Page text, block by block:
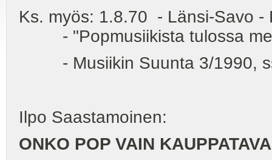
Ks. myös: 1.8.70 - Länsi-Savo -
- "Popmusiikista tulossa
- Musiikin Suunta 3/1990,
Ilpo Saastamoinen:
ONKO POP VAIN